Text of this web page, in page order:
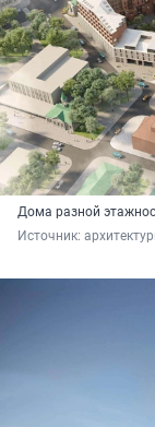
Дома разной
Источник: